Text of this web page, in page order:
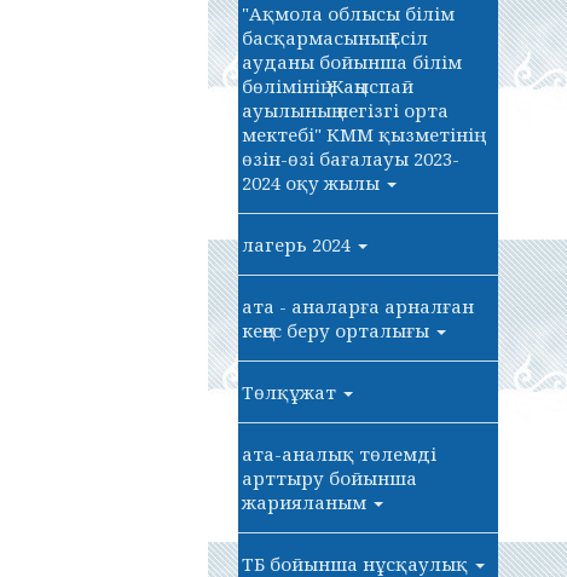
"Ақмола облысы білім
басқармасының Есіл
ауданы бойынша білім
бөлімінің Жаңыспай
ауылының негізгі орта
мектебі" КММ қызметінің
өзін-өзі бағалауы 2023-
2024 оқу жылы
лагерь 2024
ата - аналарға арналған
кеңес беру орталығы
Төлқұжат
ата-аналық төлемді
арттыру бойынша
жарияланым
ТБ бойынша нұсқаулық